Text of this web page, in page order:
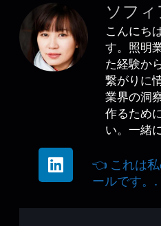
ソフィ
こんにち
す。照明
た経験か
繋がりに
業界の洞
作るため
い。一緒
👈 これは
ールです。.